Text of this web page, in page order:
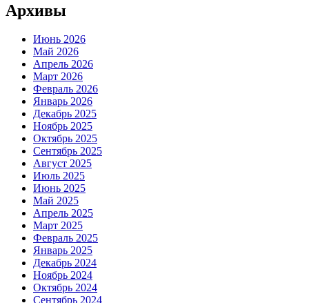
Архивы
Июнь 2026
Май 2026
Апрель 2026
Март 2026
Февраль 2026
Январь 2026
Декабрь 2025
Ноябрь 2025
Октябрь 2025
Сентябрь 2025
Август 2025
Июль 2025
Июнь 2025
Май 2025
Апрель 2025
Март 2025
Февраль 2025
Январь 2025
Декабрь 2024
Ноябрь 2024
Октябрь 2024
Сентябрь 2024